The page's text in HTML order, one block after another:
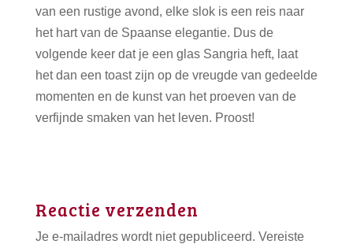
van een rustige avond, elke slok is een reis naar
het hart van de Spaanse elegantie. Dus de
volgende keer dat je een glas Sangria heft, laat
het dan een toast zijn op de vreugde van gedeelde
momenten en de kunst van het proeven van de
verfijnde smaken van het leven. Proost!
Reactie verzenden
Je e-mailadres wordt niet gepubliceerd. Vereiste